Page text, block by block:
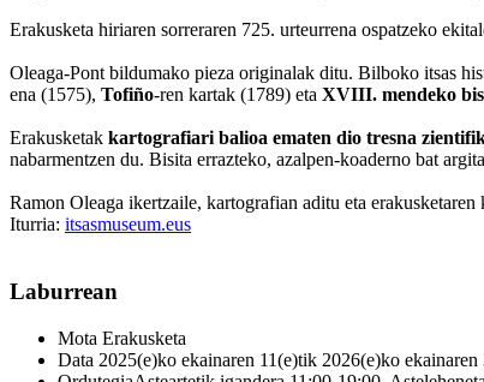
Erakusketa hiriaren sorreraren 725. urteurrena ospatzeko
Oleaga-Pont bildumako pieza originalak ditu. Bilboko itsas
ena (1575), Tofiño-ren kartak (1789) eta XVIII. mendeko
Erakusketak kartografiari balioa ematen dio tresna
nabarmentzen du. Bisita errazteko, azalpen-koaderno bat
Ramon Oleaga ikertzaile, kartografian aditu eta erakusketaren
Iturria: itsasmuseum.eus
Laburrean
Mota Erakusketa
Data 2025(e)ko ekainaren 11(e)tik 2026(e)ko ekainaren